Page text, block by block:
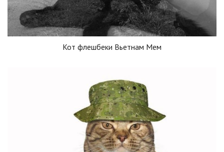
Кот флешбеки Вьетнам Мем